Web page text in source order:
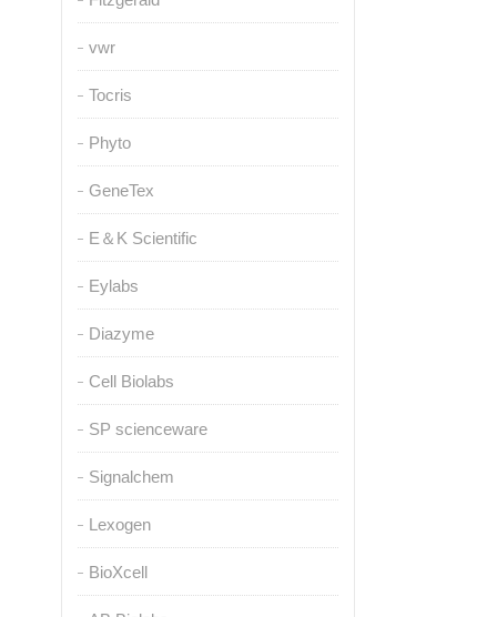
vwr
Tocris
Phyto
GeneTex
E＆K Scientific
Eylabs
Diazyme
Cell Biolabs
SP scienceware
Signalchem
Lexogen
BioXcell